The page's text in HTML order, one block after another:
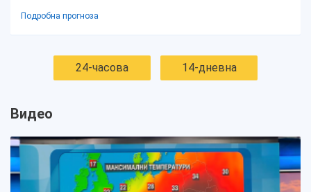
Подробна прогноза
24-часова 14-дневна
Видео